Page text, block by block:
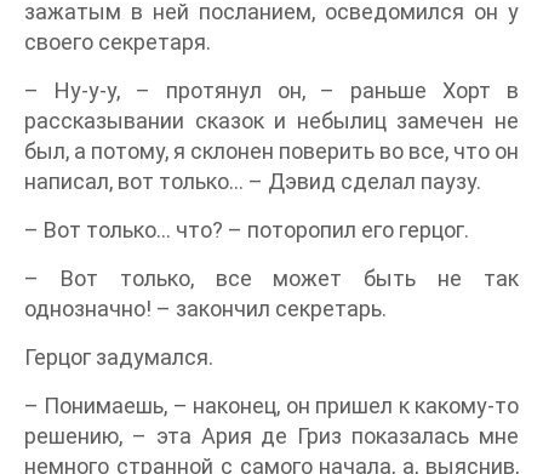
зажатым в ней посланием, осведомился он у
своего секретаря.
– Ну-у-у, – протянул он, – раньше Хорт в
рассказывании сказок и небылиц замечен не
был, а потому, я склонен поверить во все, что он
написал, вот только… – Дэвид сделал паузу.
– Вот только… что? – поторопил его герцог.
– Вот только, все может быть не так
однозначно! – закончил секретарь.
Герцог задумался.
– Понимаешь, – наконец, он пришел к какому-то
решению, – эта Ария де Гриз показалась мне
немного странной с самого начала, а, выяснив,